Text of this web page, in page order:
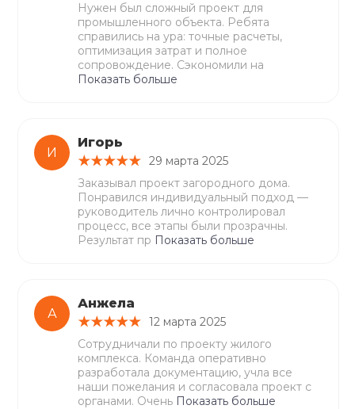
Нужен был сложный проект для
промышленного объекта. Ребята
справились на ура: точные расчеты,
оптимизация затрат и полное
сопровождение. Сэкономили на
Показать больше
И
Игорь
29 марта 2025
Заказывал проект загородного дома.
Понравился индивидуальный подход —
руководитель лично контролировал
процесс, все этапы были прозрачны.
Результат пр Показать больше
А
Анжела
12 марта 2025
Сотрудничали по проекту жилого
комплекса. Команда оперативно
разработала документацию, учла все
наши пожелания и согласовала проект с
органами. Очень Показать больше